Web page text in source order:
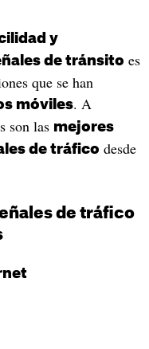
y
de tránsito es
que se han
móviles. A
son las mejores
de tráfico desde
de tráfico